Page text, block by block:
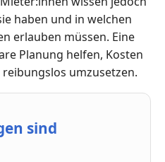
haben und in welchen
erlauben müssen. Eine
Planung helfen, Kosten
umzusetzen.
sind